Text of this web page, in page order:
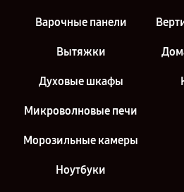
Варочные панели
Вытяжки
Духовые шкафы
Микроволновые печи
Морозильные камеры
Ноутбуки